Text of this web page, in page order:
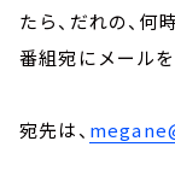
たら、だれの、何
番組宛にメール
宛先は、